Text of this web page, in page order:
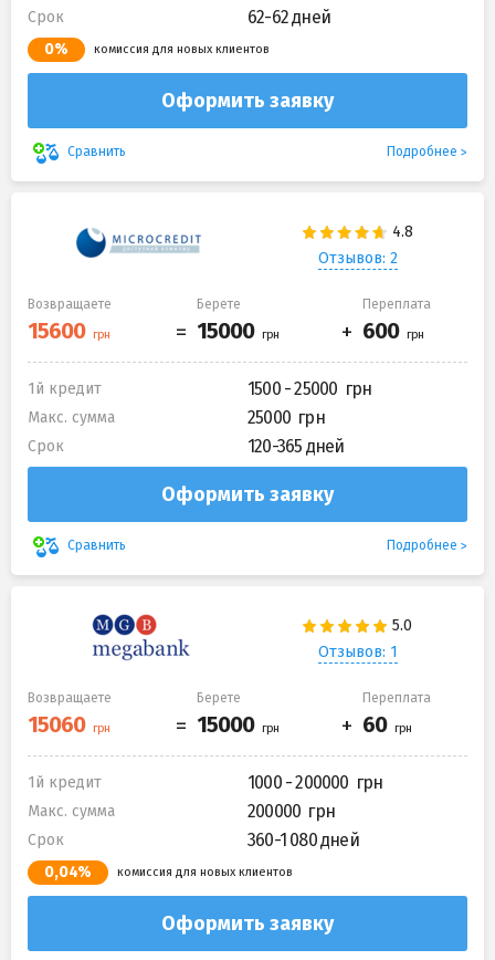
Срок 62-62 дней
0% комиссия для новых клиентов
Оформить заявку
Сравнить Подробнее
Отзывов: 2
Возвращаете Берете Переплата
1й кредит 1500 - 25000
Макс. сумма 25000
Срок 120-365 дней
Оформить заявку
Сравнить Подробнее
Отзывов: 1
Возвращаете Берете Переплата
1й кредит 1000 - 200000
Макс. сумма 200000
Срок 360-1 080 дней
0,04% комиссия для новых клиентов
Оформить заявку